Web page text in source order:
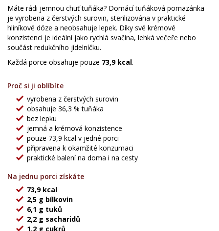
Máte rádi jemnou chuť tuňáka? Domácí tuňáková pomazánka
je vyrobena z čerstvých surovin, sterilizována v praktické
hliníkové dóze a neobsahuje lepek. Díky své krémové
konzistenci je ideální jako rychlá svačina, lehká večeře nebo
součást redukčního jídelníčku.
Každá porce obsahuje pouze 73,9 kcal.
Proč si ji oblíbíte
vyrobena z čerstvých surovin
obsahuje 36,3 % tuňáka
bez lepku
jemná a krémová konzistence
pouze 73,9 kcal v jedné porci
připravena k okamžité konzumaci
praktické balení na doma i na cesty
Na jednu porci získáte
73,9 kcal
2,5 g bílkovin
6,1 g tuků
2,2 g sacharidů
1,2 g cukrů